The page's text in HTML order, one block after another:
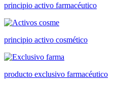
principio activo farmacéutico
principio activo cosmético
producto exclusivo farmacéutico